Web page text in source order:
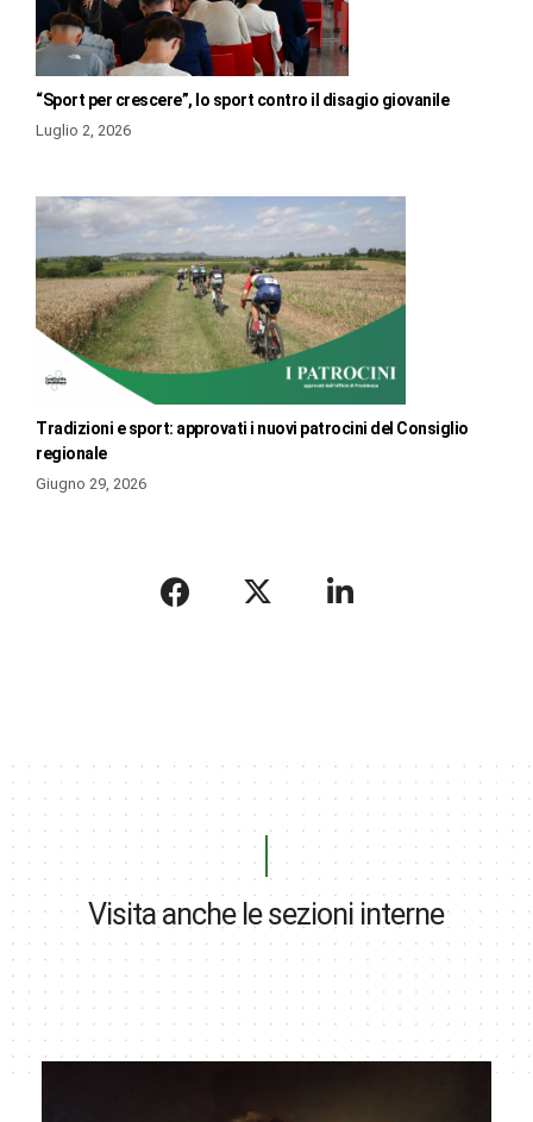
“Sport per crescere”, lo sport contro il disagio giovanile
Luglio 2, 2026
Tradizioni e sport: approvati i nuovi patrocini del Consiglio
regionale
Giugno 29, 2026
Visita anche le sezioni interne